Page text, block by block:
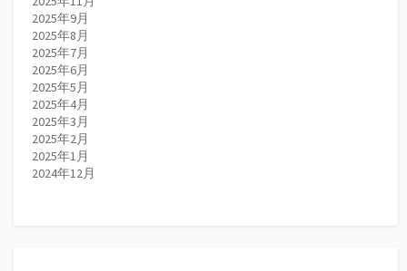
2025年9月
2025年8月
2025年7月
2025年6月
2025年5月
2025年4月
2025年3月
2025年2月
2025年1月
2024年12月